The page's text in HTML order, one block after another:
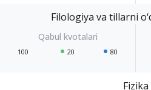
Filologiya va tillarni
100 20 80
Fizika